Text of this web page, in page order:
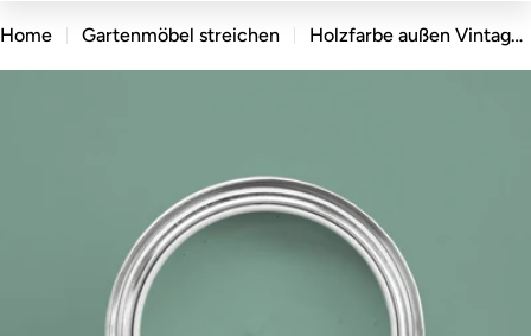
Home Gartenmöbel streichen Holzfarbe außen Vintage Green